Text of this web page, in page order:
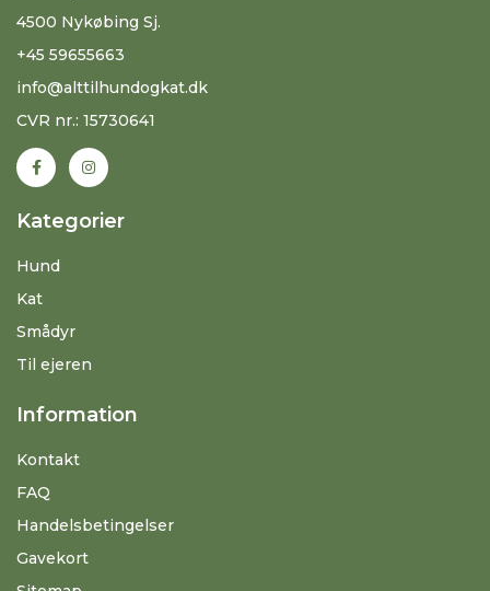
4500 Nykøbing Sj.
+45 59655663
info@alttilhundogkat.dk
CVR nr.: 15730641
Kategorier
Hund
Kat
Smådyr
Til ejeren
Information
Kontakt
FAQ
Handelsbetingelser
Gavekort